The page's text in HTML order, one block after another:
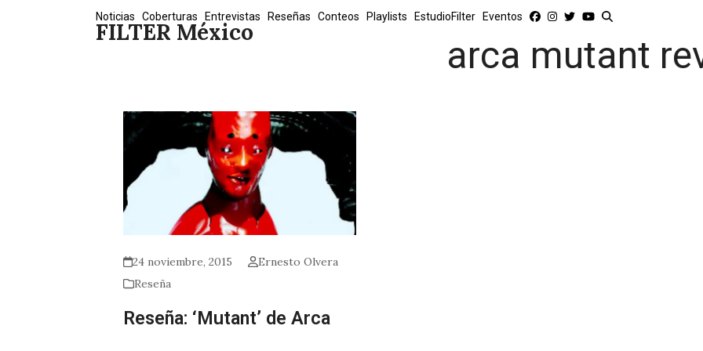
FILTER México
Noticias Coberturas Entrevistas Reseñas Conteos Playlists EstudioFilter Eventos
arca mutant
24 noviembre, 2015
Ernesto Olvera
Reseña
Reseña: ‘Mutant’ de Arca